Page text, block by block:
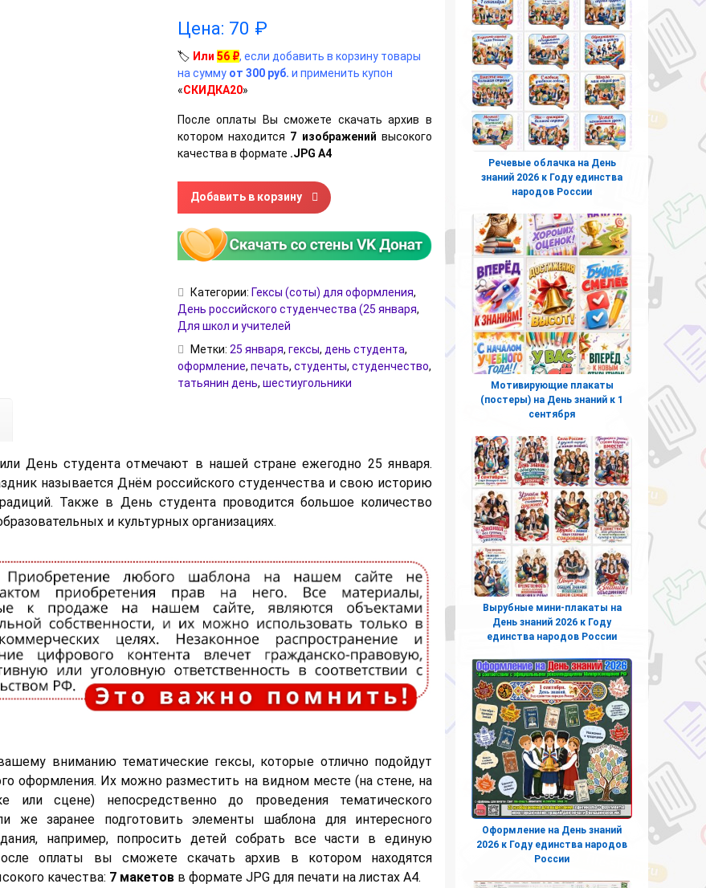
Цена: 70 ₽
🏷️ Или 56 ₽, если добавить в корзину товары
на сумму от 300 руб. и применить купон
«СКИДКА20»
После оплаты Вы сможете скачать архив в
котором находится 7 изображенийвысокого
качества в формате .JPG А4
Количество товара Гексы (соты) для оформления на День российского студенчества
Добавить в корзину
Категории: Гексы (соты) для оформления,
День российского студенчества (25 января,
Для школ и учителей
Метки: 25 января, гексы, день студента,
оформление, печать, студенты, студенчество,
татьянин день, шестиугольники
День студента отмечают в нашей стране ежегодно 25 января.
называется Днём российского студенчества и свою историю
Также в День студента проводится большое количество
и культурных организациях.
вниманию тематические гексы, которые отлично подойдут
оформления. Их можно разместить на видном месте (на стене, на
или сцене) непосредственно до проведения тематического
же заранее подготовить элементы шаблона для интересного
например, попросить детей собрать все части в единую
оплаты вы сможете скачать архив в котором находятся
качества: 7 макетов в формате JPG для печати на листах A4.
Речевые облачка на День
знаний 2026 к Году единства
народов России
Мотивирующие плакаты
(постеры) на День знаний к 1
сентября
Вырубные мини-плакаты на
День знаний 2026 к Году
единства народов России
Оформление на День знаний
2026 к Году единства народов
России